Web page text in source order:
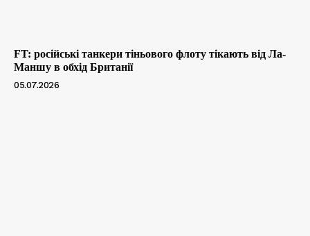
FT: російські танкери тіньового флоту тікають від Ла-
Маншу в обхід Британії
05.07.2026